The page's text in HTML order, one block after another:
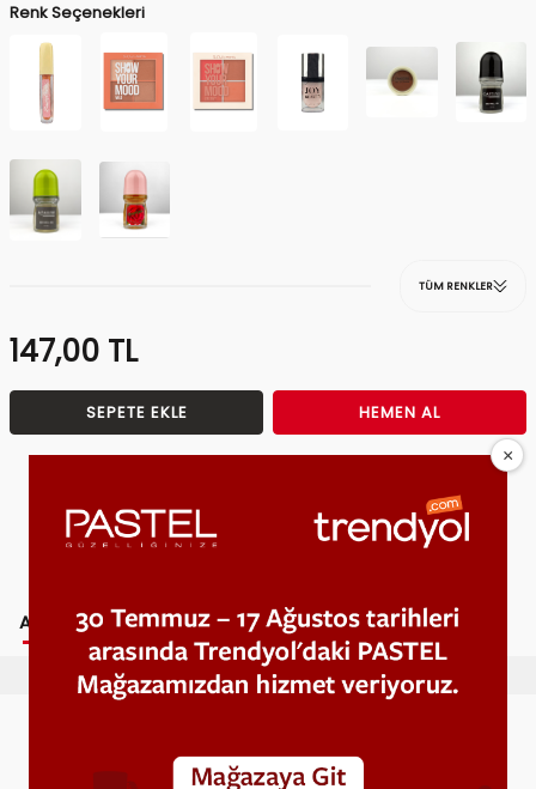
Renk Seçenekleri
TÜM RENKLER
147,00 TL
SEPETE EKLE HEMEN AL
AÇIKLAMA YORUMLAR TAVSIYE ET